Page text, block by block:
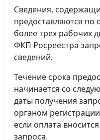
Сведения,
предоставляются по
более трех рабочих
ФКП Росреестра
сведений.
Течение срока
начинается со
даты получения
органом
если оплата
запроса.